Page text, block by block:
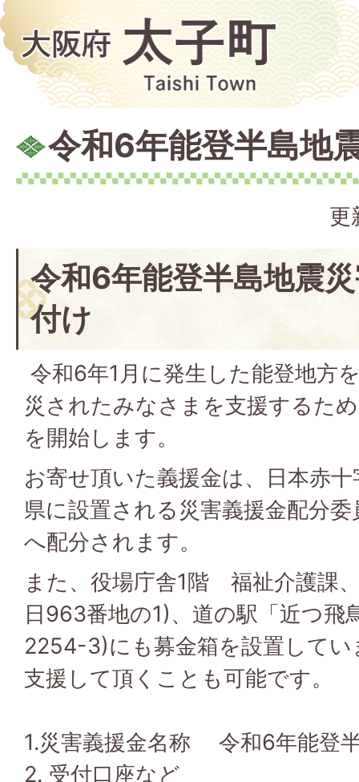
令和6年能登半島地
更
令和6年能登半島地震
付け
令和6年1月に発生した能登地方
災されたみなさまを支援するた
を開始します。
お寄せ頂いた義援金は、日本赤
県に設置される災害義援金配分
へ配分されます。
また、役場庁舎1階 福祉介護課
日963番地の1)、道の駅「近つ飛
2254-3)にも募金箱を設置して
支援して頂くことも可能です。
1.災害義援金名称 令和6年能登
2. 受付口座など